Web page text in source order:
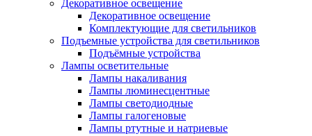
Декоративное освещение
Декоративное освещение
Комплектующие для светильников
Подъемные устройства для светильников
Подъёмные устройства
Лампы осветительные
Лампы накаливания
Лампы люминесцентные
Лампы светодиодные
Лампы галогеновые
Лампы ртутные и натриевые